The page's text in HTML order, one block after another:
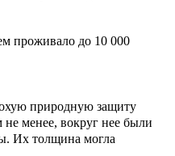
проживало до 10 000
природную защиту
не менее, вокруг нее были
Их толщина могла